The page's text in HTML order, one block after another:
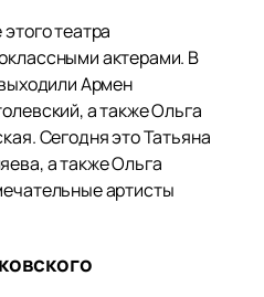
театра
актерами. В
Армен
а также Ольга
Сегодня это Татьяна
а также Ольга
артисты